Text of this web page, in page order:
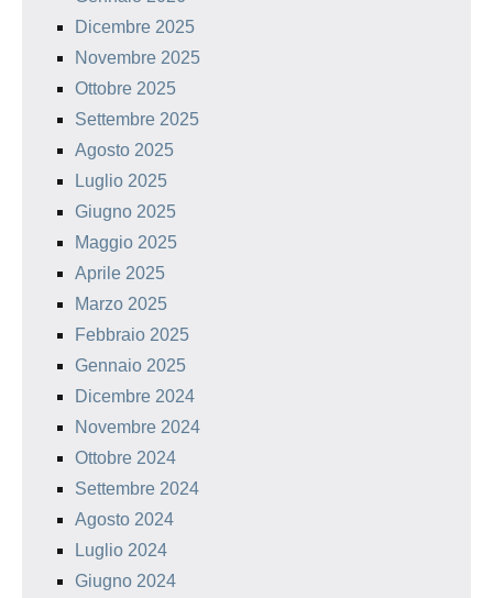
Dicembre 2025
Novembre 2025
Ottobre 2025
Settembre 2025
Agosto 2025
Luglio 2025
Giugno 2025
Maggio 2025
Aprile 2025
Marzo 2025
Febbraio 2025
Gennaio 2025
Dicembre 2024
Novembre 2024
Ottobre 2024
Settembre 2024
Agosto 2024
Luglio 2024
Giugno 2024